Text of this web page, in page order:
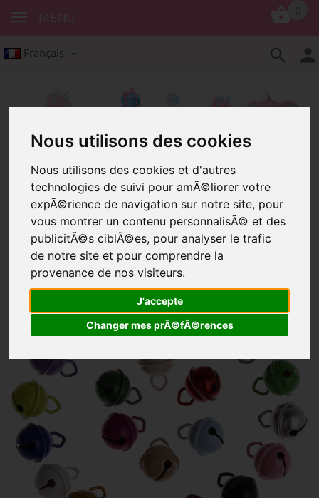
Nous utilisons des cookies
Nous utilisons des cookies et d'autres
technologies de suivi pour amÃ©liorer votre
expÃ©rience de navigation sur notre site, pour
vous montrer un contenu personnalisÃ© et des
publicitÃ©s ciblÃ©es, pour analyser le trafic
de notre site et pour comprendre la
provenance de nos visiteurs.
J'accepte
Changer mes prÃ©fÃ©rences
Français
Clochette Clochette 15 mm
Clochette 15 mm